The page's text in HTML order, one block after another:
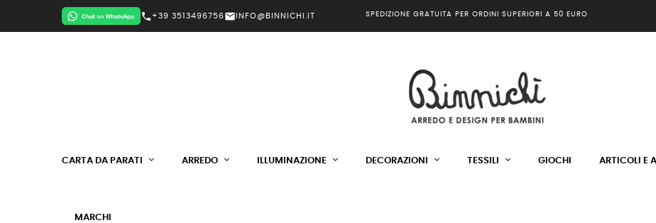
call +39 3513496756mail INFO@BINNICHI.IT SPEDIZIONE GRATUITA PER ORDINI SUPERIORI A 50 EURO
CARTA DA PARATI ARREDO ILLUMINAZIONE DECORAZIONI TESSILI GIOCHI ARTICOLI E
MARCHI